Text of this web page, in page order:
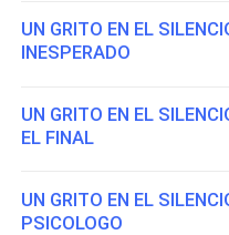
UN GRITO EN EL
INESPERADO
UN GRITO EN EL
EL FINAL
UN GRITO EN EL
PSICOLOGO